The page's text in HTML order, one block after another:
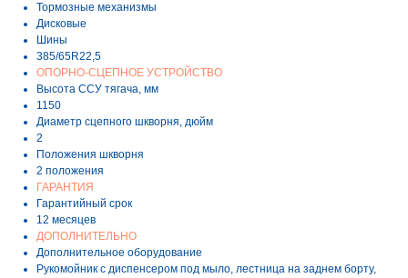
Тормозные механизмы
Дисковые
Шины
385/65R22,5
ОПОРНО-СЦЕПНОЕ УСТРОЙСТВО
Высота ССУ тягача, мм
1150
Диаметр сцепного шкворня, дюйм
2
Положения шкворня
2 положения
ГАРАНТИЯ
Гарантийный срок
12 месяцев
ДОПОЛНИТЕЛЬНО
Дополнительное оборудование
Рукомойник с диспенсером под мыло, лестница на заднем борту,